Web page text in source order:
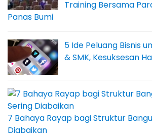
Training Bersama
Panas Bumi
5 Ide Peluang Bisnis
& SMK, Kesuksesan
7 Bahaya Rayap bagi Struktur
Diabaikan